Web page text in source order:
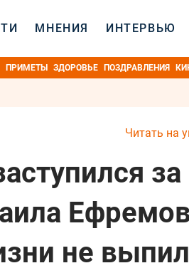
МНЕНИЯ ИНТЕРВЬЮ
ПРИМЕТЫ ЗДОРОВЬЕ ПОЗДРАВЛЕНИЯ
Читать на
за
не